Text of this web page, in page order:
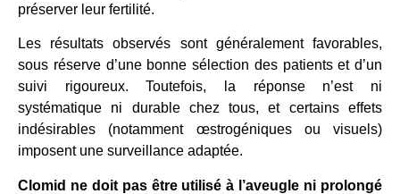
préserver leur fertilité.
Les résultats observés sont généralement favorables,
sous réserve d’une bonne sélection des patients et d’un
suivi rigoureux. Toutefois, la réponse n’est ni
systématique ni durable chez tous, et certains effets
indésirables (notamment œstrogéniques ou visuels)
imposent une surveillance adaptée.
Clomid ne doit pas être utilisé à l’aveugle ni prolongé